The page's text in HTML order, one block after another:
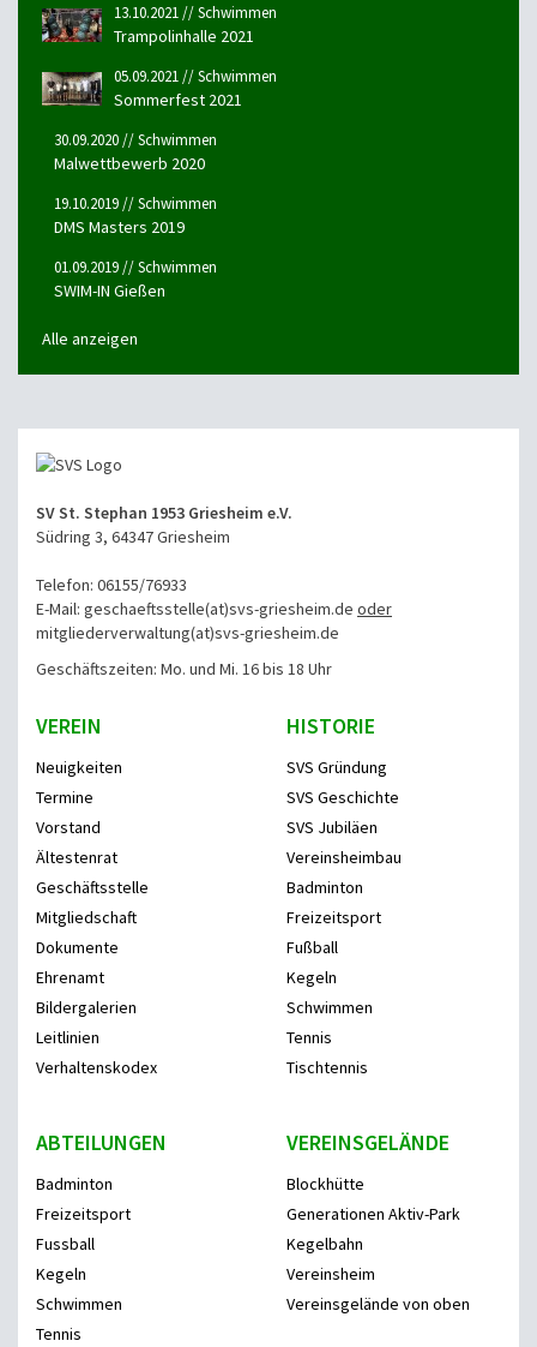
13.10.2021 // Schwimmen
Trampolinhalle 2021
05.09.2021 // Schwimmen
Sommerfest 2021
30.09.2020 // Schwimmen
Malwettbewerb 2020
19.10.2019 // Schwimmen
DMS Masters 2019
01.09.2019 // Schwimmen
SWIM-IN Gießen
Alle anzeigen
SV St. Stephan 1953 Griesheim e.V.
Südring 3, 64347 Griesheim
Telefon: 06155/76933
E-Mail: geschaeftsstelle(at)svs-griesheim.de oder
mitgliederverwaltung(at)svs-griesheim.de
Geschäftszeiten: Mo. und Mi. 16 bis 18 Uhr
VEREIN
Neuigkeiten
Termine
Vorstand
Ältestenrat
Geschäftsstelle
Mitgliedschaft
Dokumente
Ehrenamt
Bildergalerien
Leitlinien
Verhaltenskodex
HISTORIE
SVS Gründung
SVS Geschichte
SVS Jubiläen
Vereinsheimbau
Badminton
Freizeitsport
Fußball
Kegeln
Schwimmen
Tennis
Tischtennis
ABTEILUNGEN
Badminton
Freizeitsport
Fussball
Kegeln
Schwimmen
Tennis
VEREINSGELÄNDE
Blockhütte
Generationen Aktiv-Park
Kegelbahn
Vereinsheim
Vereinsgelände von oben